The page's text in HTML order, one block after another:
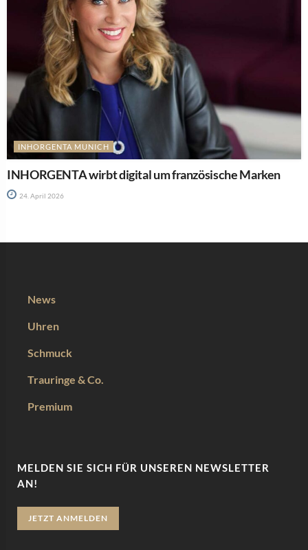
INHORGENTA MUNICH
INHORGENTA wirbt digital um französische Marken
24. April 2026
News
Uhren
Schmuck
Trauringe & Co.
Premium
MELDEN SIE SICH FÜR UNSEREN NEWSLETTER
AN!
JETZT ANMELDEN